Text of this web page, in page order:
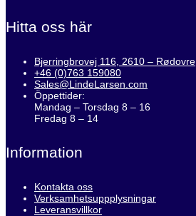
Hitta oss här
Bjerringbrovej 116, 2610 – Rødovre
+46 (0)763 159080
Sales@LindeLarsen.com
Öppettider:
Mandag – Torsdag 8 – 16
Fredag 8 – 14
Information
Kontakta oss
Verksamhetsuppplysningar
Leveransvillkor